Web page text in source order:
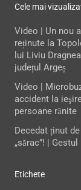
Cele mai
Video | Un nou
reținute la
lui Liviu
județul Argeș
Video |
accident la
persoane rănite
Decedat ținut
„sărac”! |
Etichete